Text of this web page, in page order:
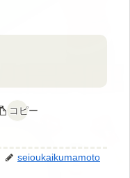
コピー
seioukaikumamoto